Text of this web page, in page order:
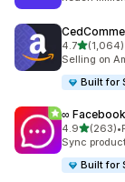
4.7별 5개 중
(1,064)
총 리뷰 1064
Selling on
Built for
∞
4.9별 5개 중
(263)
총 리뷰 263개
•
Sync
Built for